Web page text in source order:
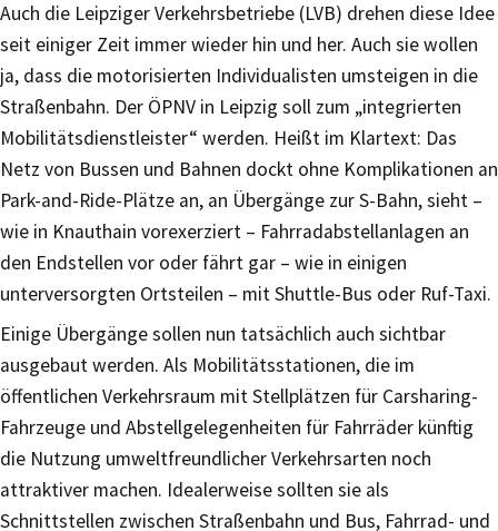
Auch die Leipziger Verkehrsbetriebe (LVB) drehen diese Idee
seit einiger Zeit immer wieder hin und her. Auch sie wollen
ja, dass die motorisierten Individualisten umsteigen in die
Straßenbahn. Der ÖPNV in Leipzig soll zum „integrierten
Mobilitätsdienstleister“ werden. Heißt im Klartext: Das
Netz von Bussen und Bahnen dockt ohne Komplikationen an
Park-and-Ride-Plätze an, an Übergänge zur S-Bahn, sieht –
wie in Knauthain vorexerziert – Fahrradabstellanlagen an
den Endstellen vor oder fährt gar – wie in einigen
unterversorgten Ortsteilen – mit Shuttle-Bus oder Ruf-Taxi.
Einige Übergänge sollen nun tatsächlich auch sichtbar
ausgebaut werden. Als Mobilitätsstationen, die im
öffentlichen Verkehrsraum mit Stellplätzen für Carsharing-
Fahrzeuge und Abstellgelegenheiten für Fahrräder künftig
die Nutzung umweltfreundlicher Verkehrsarten noch
attraktiver machen. Idealerweise sollten sie als
Schnittstellen zwischen Straßenbahn und Bus, Fahrrad- und